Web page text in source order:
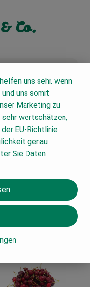
Co.
€
Produkt zu Favouriten hinzufügen
uns sehr, wenn
und uns somit
Marketing zu
sehr wertschätzen,
EU-Richtlinie
genau
Sie Daten